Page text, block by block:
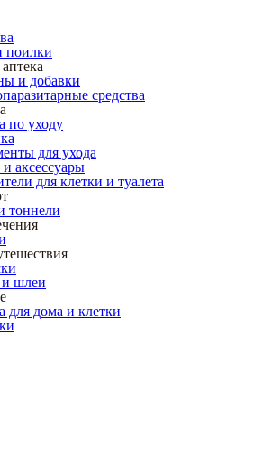
поилки
и добавки
средства
по уходу
для ухода
аксессуары
для клетки и туалета
тоннели
и шлеи
для дома и клетки